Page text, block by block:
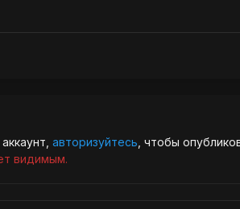
авторизуйтесь , чтобы
видимым.